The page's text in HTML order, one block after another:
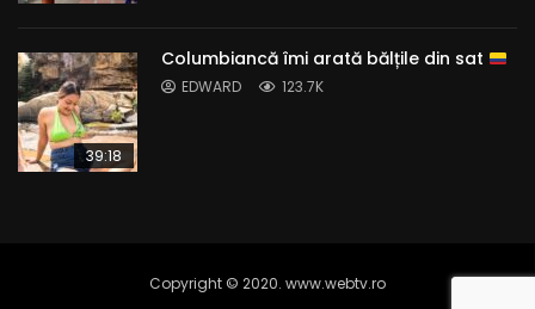
39:18
Columbiancă îmi arată bălțile din sat
EDWARD 123.7K
Copyright © 2020. www.webtv.ro